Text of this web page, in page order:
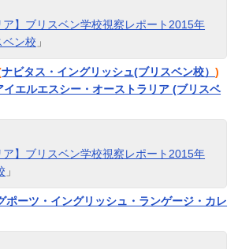
ア】ブリスベン学校視察レポート2015年
ベン校 」
ナビタス・イングリッシュ(ブリスベン校）)
イエルエスシー・オーストラリア (ブリスベ
ア】ブリスベン学校視察レポート2015年
」
ポーツ・イングリッシュ・ランゲージ・カレ